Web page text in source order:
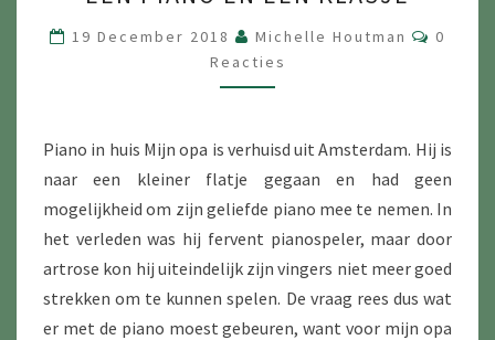
EN
EEN
KLASJE
19 December 2018 Michelle Houtman
0
Reacties
Piano in huis Mijn opa is verhuisd uit Amsterdam. Hij is
naar een kleiner flatje gegaan en had geen
mogelijkheid om zijn geliefde piano mee te nemen. In
het verleden was hij fervent pianospeler, maar door
artrose kon hij uiteindelijk zijn vingers niet meer goed
strekken om te kunnen spelen. De vraag rees dus wat
er met de piano moest gebeuren, want voor mijn opa